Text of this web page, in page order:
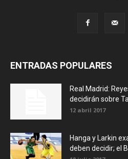
ENTRADAS POPULARES
Real Madrid:
decidirán sobre
12 abril 2017
Hanga y Larkin
deben decidir; el